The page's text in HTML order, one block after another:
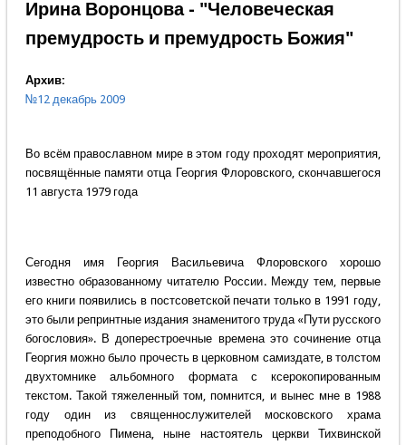
Ирина Воронцова - "Человеческая
премудрость и премудрость Божия"
Архив:
№12 декабрь 2009
Во всём православном мире в этом году проходят мероприятия,
посвящённые памяти отца Георгия Флоровского, скончавшегося
11 августа 1979 года
Сегодня имя Георгия Васильевича Флоровского хорошо
известно образованному читателю России. Между тем, первые
его книги появились в постсоветской печати только в 1991 году,
это были репринтные издания знаменитого труда «Пути русского
богословия». В доперестроечные времена это сочинение отца
Георгия можно было прочесть в церковном самиздате, в толстом
двухтомнике альбомного формата с ксерокопированным
текстом. Такой тяжеленный том, помнится, и вынес мне в 1988
году один из священнослужителей московского храма
преподобного Пимена, ныне настоятель церкви Тихвинской